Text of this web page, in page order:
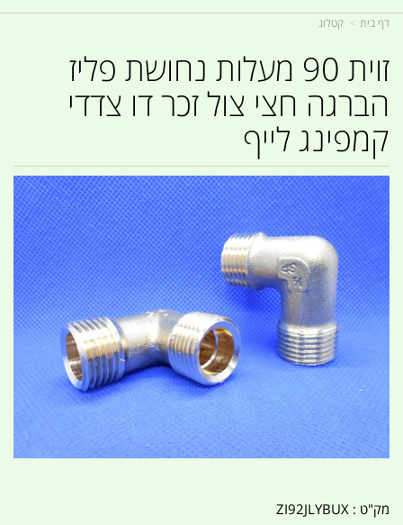
דף בית קטלוג
זוית 90 מעלות נחושת פליז
הברגה חצי צול זכר דו צדדי
קמפינג לייף
מק"ט : ZI92JLYBUX